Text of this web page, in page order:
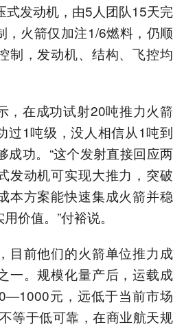
式发动机，由5人团队15天完
，火箭仅加注1/6燃料，仍顺
制，发动机、结构、飞控均
，在成功试射20吨推力火箭
过1吨级，没人相信从1吨到
成功。“这个发射直接回应两
发动机可实现大推力，突破
本方案能快速集成火箭并稳
价值。”付裕说。
目前他们的火箭单位推力成
一。规模化量产后，运载成
元，远低于当前市场
等于低可靠，在商业航天规